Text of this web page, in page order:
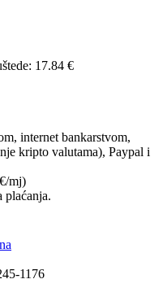
17.84 €
internet bankarstvom,
kripto valutama), Paypal i
mj)
plaćanja.
1176